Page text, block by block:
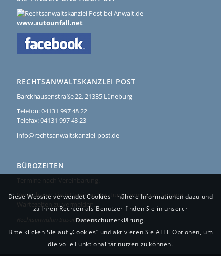
www.autounfall.net
RECHTSANWALTSKANZLEI POST
Barckhausenstraße 22, 21335 Lüneburg
Telefon: 04131 997 48 22
Telefax: 04131 997 48 23
info@rechtsanwaltskanzlei-post.de
BÜROZEITEN
Vereinbaren Sie bitte einen Beratungstermin, um längere
Wartezeiten zu vermeiden.
Rechtsanwältin Susanne Post
Diese Website verwendet Cookies – nähere Informationen dazu und
zu Ihren Rechten als Benutzer finden Sie in unserer
Datenschutzerklärung.
Bitte klicken Sie auf „Cookies“ und aktivieren Sie ALLE Optionen, um
die volle Funktionalität nutzen zu können.